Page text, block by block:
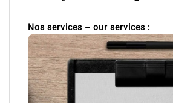
Nos services – our services :